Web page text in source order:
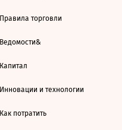
Правила торговли
Ведомости&
Капитал
Инновации и технологии
Как потратить